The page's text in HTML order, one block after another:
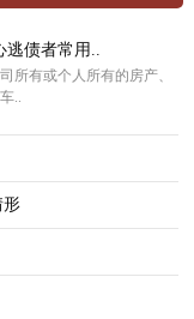
债者常用..
所有或个人所有的房产、
..
形